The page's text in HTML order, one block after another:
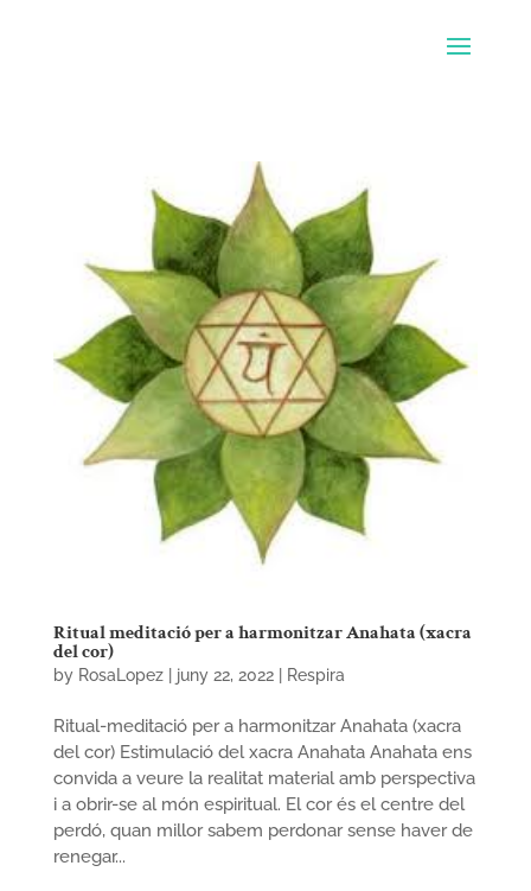
Ritual meditació per a harmonitzar Anahata (xacra
del cor)
by RosaLopez| juny 22, 2022| Respira
Ritual-meditació per a harmonitzar Anahata (xacra
del cor) Estimulació del xacra Anahata Anahata ens
convida a veure la realitat material amb perspectiva
i a obrir-se al món espiritual. El cor és el centre del
perdó, quan millor sabem perdonar sense haver de
renegar...